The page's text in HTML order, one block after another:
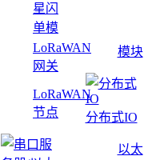
星闪
单模
LoRaWAN
网关
LoRaWAN
节点
模块
分布式IO
以太